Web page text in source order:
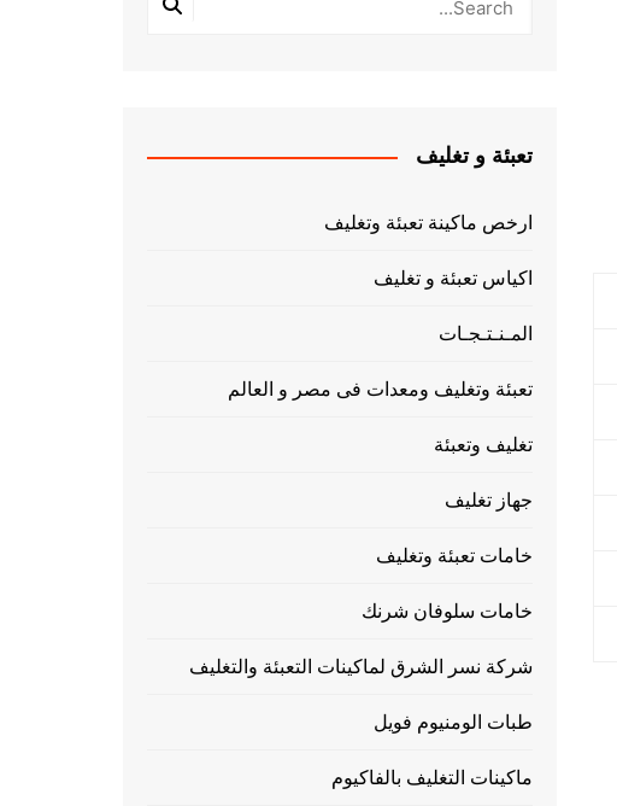
تعبئة و تغليف
ارخص ماكينة تعبئة وتغليف
اكياس تعبئة و تغليف
المـنـتـجـات
تعبئة وتغليف ومعدات فى مصر و العالم
تغليف وتعبئة
جهاز تغليف
خامات تعبئة وتغليف
خامات سلوفان شرنك
شركة نسر الشرق لماكينات التعبئة والتغليف
طبات الومنيوم فويل
ماكينات التغليف بالفاكيوم